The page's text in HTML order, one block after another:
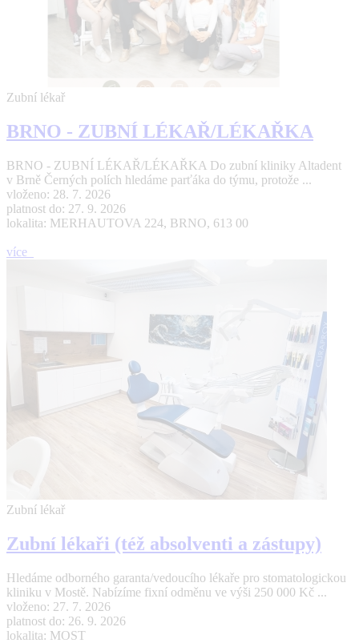
Zubní lékař
BRNO - ZUBNÍ LÉKAŘ/LÉKAŘKA
BRNO - ZUBNÍ LÉKAŘ/LÉKAŘKA Do zubní kliniky Altadent
v Brně Černých polích hledáme parťáka do týmu, protože ...
vloženo: 28. 7. 2026
platnost do: 27. 9. 2026
lokalita: MERHAUTOVA 224, BRNO, 613 00
více
Zubní lékař
Zubní lékaři (též absolventi a zástupy)
Hledáme odborného garanta/vedoucího lékaře pro stomatologickou
kliniku v Mostě. Nabízíme fixní odměnu ve výši 250 000 Kč ...
vloženo: 27. 7. 2026
platnost do: 26. 9. 2026
lokalita: MOST